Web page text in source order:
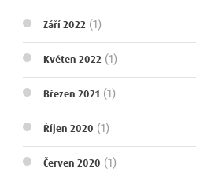
Září 2022 (1)
Květen 2022 (1)
Březen 2021 (1)
Říjen 2020 (1)
Červen 2020 (1)